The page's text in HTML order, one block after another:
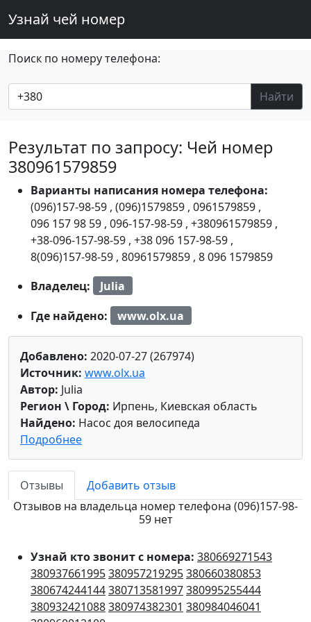
Узнай чей номер
Поиск по номеру телефона:
Найти
Результат по запросу: Чей номер
380961579859
Варианты написания номера телефона:
(096)157-98-59 , (096)1579859 , 0961579859 ,
096 157 98 59 , 096-157-98-59 , +380961579859 ,
+38-096-157-98-59 , +38 096 157-98-59 ,
8(096)157-98-59 , 80961579859 , 8 096 1579859
Владелец:
Julia
Где найдено:
www.olx.ua
Добавлено: 2020-07-27 (267974)
Источник: www.olx.ua
Автор: Julia
Регион \ Город: Ирпень, Киевская область
Найдено: Насос доя велосипеда
Подробнее
Отзывы
Добавить отзыв
Отзывов на владельца номер телефона (096)157-98-
59 нет
Узнай кто звонит с номера: 380669271543
380937661995380957219295380660380853
380674244144380713581997380995255444
380932421088380974382301 380984046041